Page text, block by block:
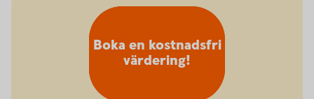
Boka en kostnadsfri
värdering!